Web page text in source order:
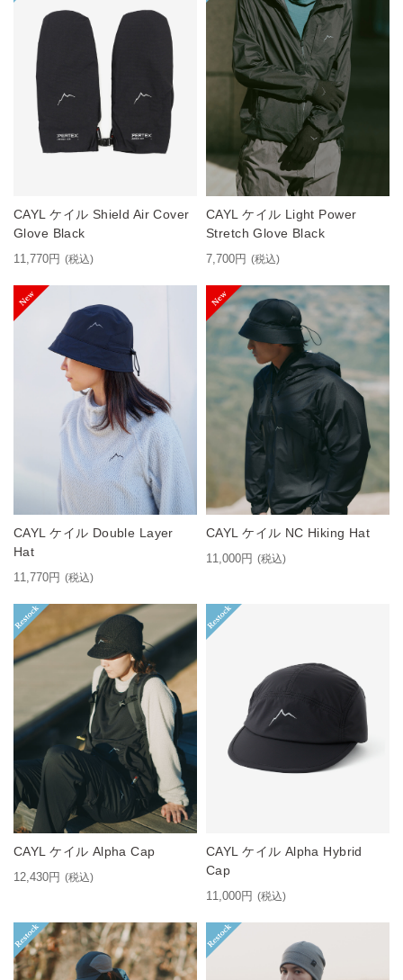
CAYL ケイル Shield Air Cover
Glove Black
11,770円 (税込)
CAYL ケイル Light Power
Stretch Glove Black
7,700円 (税込)
CAYL ケイル Double Layer
Hat
11,770円 (税込)
CAYL ケイル NC Hiking Hat
11,000円 (税込)
CAYL ケイル Alpha Cap
12,430円 (税込)
CAYL ケイル Alpha Hybrid
Cap
11,000円 (税込)